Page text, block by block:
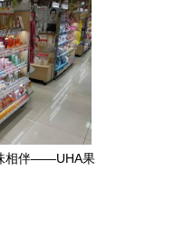
相伴——UHA果